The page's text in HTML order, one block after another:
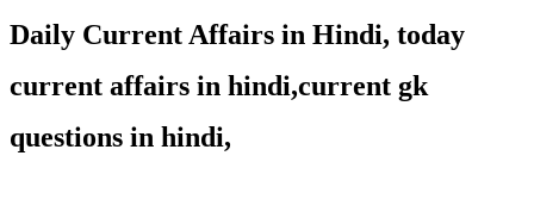
Daily Current Affairs in Hindi, today
current affairs in hindi,current gk
questions in hindi,